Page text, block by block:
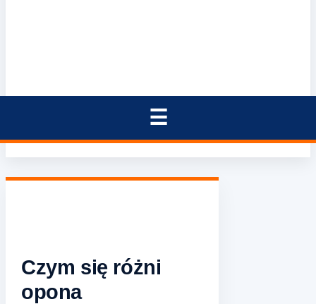
Czym się różni
opona